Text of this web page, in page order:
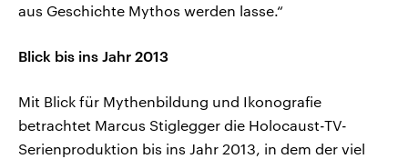
aus Geschichte Mythos werden lasse.“
Blick bis ins Jahr 2013
Mit Blick für Mythenbildung und Ikonografie
betrachtet Marcus Stiglegger die Holocaust-TV-
Serienproduktion bis ins Jahr 2013, in dem der viel